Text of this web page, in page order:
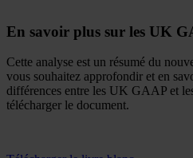
En savoir plus sur les UK
Cette analyse est un résumé du
vous souhaitez approfondir et en
différences entre les UK GAAP et
télécharger le document.